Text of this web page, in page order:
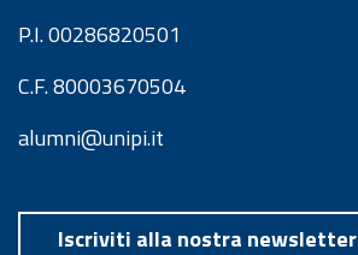
P.I. 00286820501
C.F. 80003670504
alumni@unipi.it
Iscriviti alla nostra newsletter